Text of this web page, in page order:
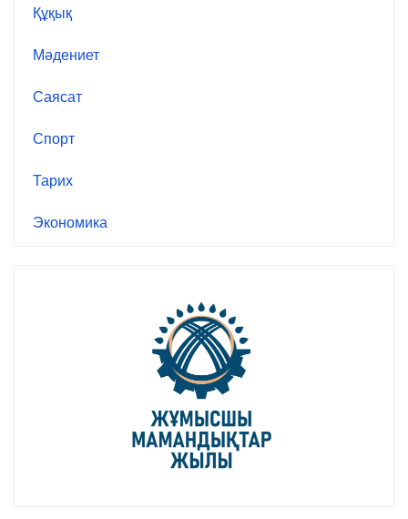
Құқық
Мәдениет
Саясат
Спорт
Тарих
Экономика